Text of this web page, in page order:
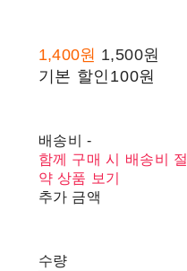
1,400원 1,500원
기본 할인 100원
배송비-
함께 구매 시 배송비 절
약 상품 보기
추가 금액
수량